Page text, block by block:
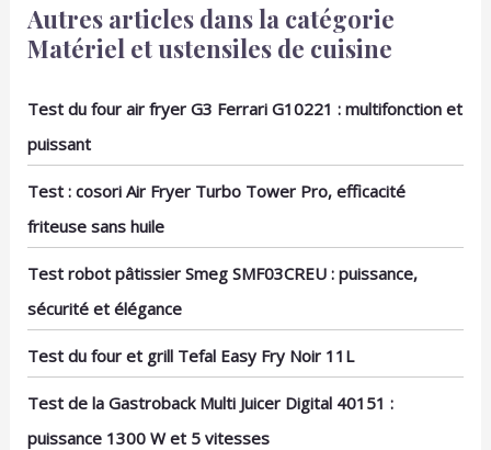
Autres articles dans la catégorie
Matériel et ustensiles de cuisine
Test du four air fryer G3 Ferrari G10221 : multifonction et
puissant
Test : cosori Air Fryer Turbo Tower Pro, efficacité
friteuse sans huile
Test robot pâtissier Smeg SMF03CREU : puissance,
sécurité et élégance
Test du four et grill Tefal Easy Fry Noir 11L
Test de la Gastroback Multi Juicer Digital 40151 :
puissance 1300 W et 5 vitesses